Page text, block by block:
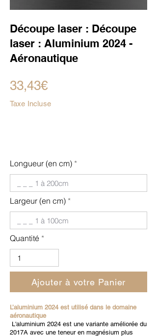
Découpe laser : Découpe
laser : Aluminium 2024 -
Aéronautique
33,43€
Taxe Incluse
Longueur (en cm)
Largeur (en cm)
Quantité
Ajouter à votre Panier
L’aluminium 2024 est utilisé dans le domaine
aéronautique
L'aluminium 2024 est une variante améliorée du
2017A avec une teneur en magnésium plus